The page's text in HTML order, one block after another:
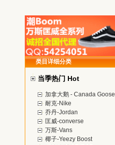
类目详细分类
当季热门 Hot
加拿大鹅 - Canada Goose
耐克-Nike
乔丹-Jordan
匡威-converse
万斯-Vans
椰子-Yeezy Boost